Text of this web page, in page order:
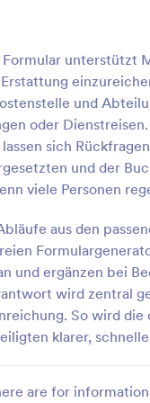
unterstützt
und
oder
sich
und der
viele Personen
aus den
und ergänzen bei
wird zentral
So wird
klarer,
are for
Sie
zur Erstattung
und
Teams Belege einreichen,
und
können.
Go to Category:
Aufnahmeformulare für
Kostenerstattungen
Vorlage